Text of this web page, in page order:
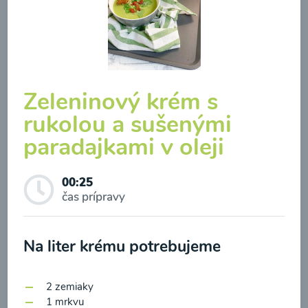
Brokolicová polievka so
syrom
00:25 Zobraziť
Zeleninový krém s
rukolou a sušenými
paradajkami v oleji
00:25
čas prípravy
Na liter krému potrebujeme
2 zemiaky
1 mrkvu
Odber noviniek a akcií
spracovaním osobných údajov pre účely